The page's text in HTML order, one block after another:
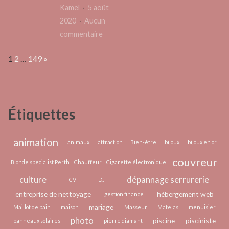
sur
la
Kamel
5 août
2020
Aucun
commentaire
compte
Page:
1 2 … 149 Next
»
Étiquettes
animation animaux attraction Bien-être bijoux bijoux en or
Blonde specialist Perth Chauffeur Cigarette électronique couvreur
culture CV DJ dépannage serrurerie
entreprise de nettoyage gestion finance hébergement web
Maillot de bain maison mariage Masseur Matelas menuisier
panneaux solaires photo pierre diamant piscine pisciniste